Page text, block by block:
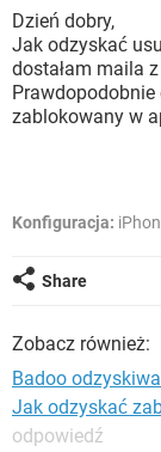
INSTAGRAM
WINDOWS 10
SPOTIFY
INSTAGRAM
WINDOWS 10
COVID-19
GRY
SPOTIFY
Dzień dobry,
Jak odzyskać
dostałam maila
Prawdopodobnie
zablokowany w
Konfiguracja:
Share
Zobacz również:
Badoo
Jak odzyskać
odpowiedź